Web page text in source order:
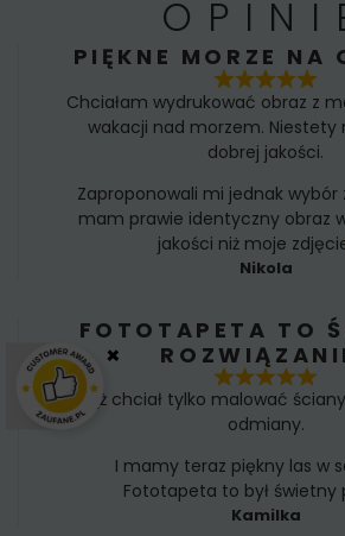
PIĘKNE MORZE NA
Chciałam wydrukować obraz z
wakacji nad morzem. Niestety
dobrej jakości.
Zaproponowali mi jednak wybór
mam prawie identyczny obraz
jakości niż moje
Nikola
FOTOTAPETA TO
Mąż chciał tylko malować
odmiany.
I mamy teraz piękny las w
Fototapeta to był świetny
Kamilka
×